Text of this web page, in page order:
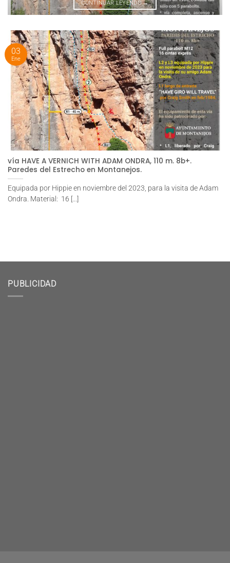
CONTINUAR LEYENDO→
vía HAVE A VERNICH WITH ADAM ONDRA, 110 m. 8b+.
Paredes del Estrecho en Montanejos.
Equipada por Hippie en noviembre del 2023, para la visita de Adam
Ondra. Material: 16 [...]
03
Ene
PUBLICIDAD